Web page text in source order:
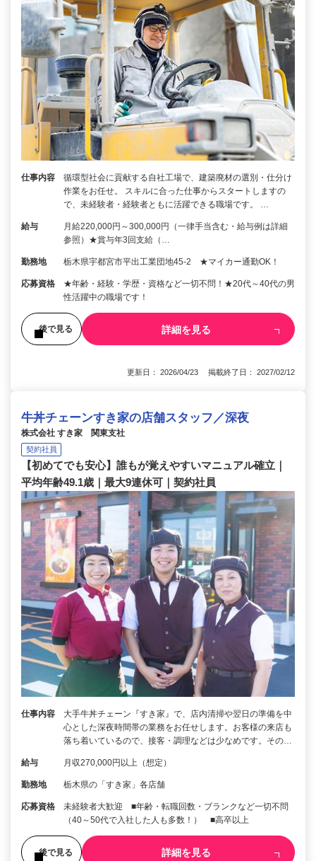
仕事内容
循環型社会に貢献する自社工場で、建築廃材の選別・仕分け
作業をお任せ。 スキルに合った仕事からスタートしますの
で、未経験者・経験者ともに活躍できる職場です。 …
給与
月給220,000円～300,000円（一律手当含む・給与例は詳細
参照）★賞与年3回支給（…
勤務地 栃木県宇都宮市平出工業団地45-2 ★マイカー通勤OK！
応募資格
★年齢・経験・学歴・資格など一切不問！★20代～40代の男
性活躍中の職場です！
後で見る 詳細を見る
更新日： 2026/04/23 掲載終了日： 2027/02/12
牛丼チェーンすき家の店舗スタッフ／深夜
株式会社 すき家 関東支社
契約社員
【初めてでも安心】誰もが覚えやすいマニュアル確立｜
平均年齢49.1歳｜最大9連休可｜契約社員
仕事内容
大手牛丼チェーン『すき家』で、店内清掃や翌日の準備を中
心とした深夜時間帯の業務をお任せします。お客様の来店も
落ち着いているので、接客・調理などは少なめです。その…
給与 月収270,000円以上（想定）
勤務地 栃木県の「すき家」各店舗
応募資格
未経験者大歓迎 ■年齢・転職回数・ブランクなど一切不問
（40～50代で入社した人も多数！） ■高卒以上
後で見る 詳細を見る